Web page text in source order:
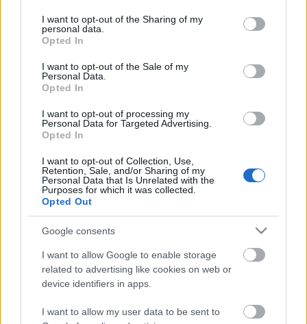
not limited to your visit or usage behaviour. You may click to
grant or deny consent to Google and its third-party tags to
use your data for below specified purposes in below Google
consent section.
I want to opt-out of the Sharing of my
personal data.
Opted In
I want to opt-out of the Sale of my
Personal Data.
Opted In
I want to opt-out of processing my
Personal Data for Targeted Advertising.
Opted In
I want to opt-out of Collection, Use,
Retention, Sale, and/or Sharing of my
Personal Data that Is Unrelated with the
Purposes for which it was collected.
Opted Out
Google consents
I want to allow Google to enable storage
related to advertising like cookies on web or
device identifiers in apps.
I want to allow my user data to be sent to
vadászatot! "A sportfogadás arról szól, hogy valaki
nyer, valaki pedig veszít. A történelem azt igazolja,
működik még a rendszer. Ha a fogadók nyernének,
vajon ki működtetne…
62. tippjáték 2014.09.29.
Fontosabb szabályok: 1. A tipp beírás legkésőbbi
időpontja a legkorábbi esemény kezdete előtt 30
perccel! 2. A versenyben a beírás időpontjában
aktuális szorzó az érvényes. Ezt itt ellenőrizheted:
http://www.szerencsejatek.hu/tippmix-napi-bontas
3. Az első beírt tipp…
2014.39.hét.2.forduló vasárnap